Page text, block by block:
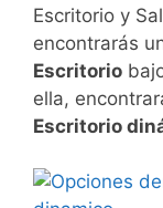
Escritorio y
encontrarás
Escritorio
ella,
Escritorio